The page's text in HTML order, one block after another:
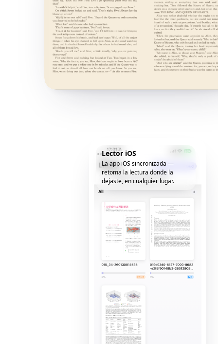
Lector iOS
La app iOS sincronizada —
retoma la lectura donde la
dejaste, en cualquier lugar.